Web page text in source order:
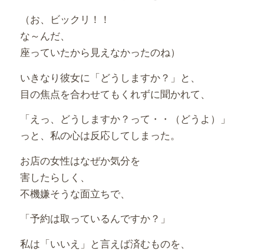
（お、ビックリ！！
な～んだ、
座っていたから見えなかったのね）
いきなり彼女に「どうしますか？」と、
目の焦点を合わせてもくれずに聞かれて、
「えっ、どうしますか？って・・（どうよ）」
っと、私の心は反応してしまった。
お店の女性はなぜか気分を
害したらしく、
不機嫌そうな面立ちで、
「予約は取っているんですか？」
私は「いいえ」と言えば済むものを、